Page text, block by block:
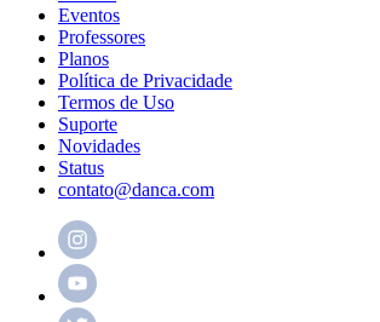
Eventos
Professores
Planos
Política de Privacidade
Termos de Uso
Suporte
Novidades
Status
contato@danca.com